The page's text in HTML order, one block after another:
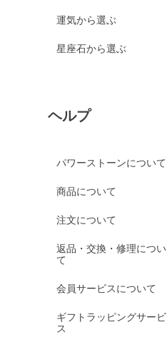
運気から選ぶ
星座石から選ぶ
ヘルプ
パワーストーンについて
商品について
注文について
返品・交換・修理につい
て
会員サービスについて
ギフトラッピングサービ
ス